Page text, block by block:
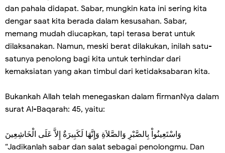
dan pahala didapat. Sabar, mungkin kata ini sering kita
dengar saat kita berada dalam kesusahan. Sabar,
memang mudah diucapkan, tapi terasa berat untuk
dilaksanakan. Namun, meski berat dilakukan, inilah satu-
satunya penolong bagi kita untuk terhindar dari
kemaksiatan yang akan timbul dari ketidaksabaran kita.
Bukankah Allah telah menegaskan dalam firmanNya dalam
surat Al-Baqarah: 45, yaitu:
وَاسْتَعِينُواْ بِالصَّبْرِ وَالصَّلاَةِ وَإِنَّهَا لَكَبِيرَةٌ إِلاَّ عَلَى الْخَاشِعِينَ
“Jadikanlah sabar dan salat sebagai penolongmu. Dan